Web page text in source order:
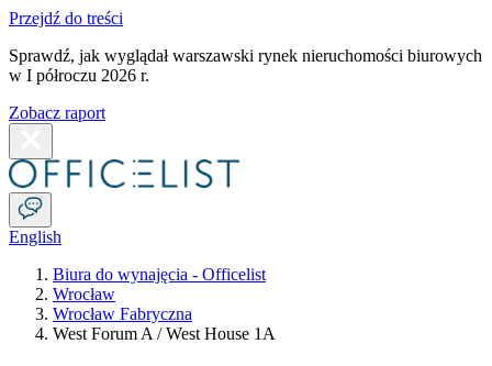
Przejdź do treści
Sprawdź, jak wyglądał warszawski rynek nieruchomości biurowych
w I półroczu 2026 r.
Zobacz raport
English
Biura do wynajęcia - Officelist
Wrocław
Wrocław Fabryczna
West Forum A / West House 1A